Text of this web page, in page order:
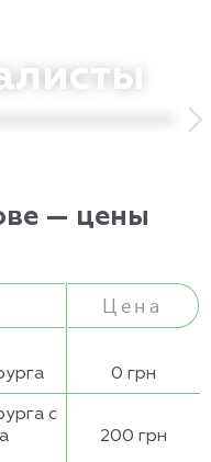
— цены
Цена
0 грн
с
200 грн